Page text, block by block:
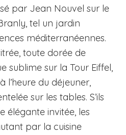
par Jean Nouvel sur le
tel un jardin
méditerranéennes.
toute dorée de
sublime sur la Tour Eiffel,
l’heure du déjeuner,
sur les tables. S’ils
élégante invitée, les
par la cuisine